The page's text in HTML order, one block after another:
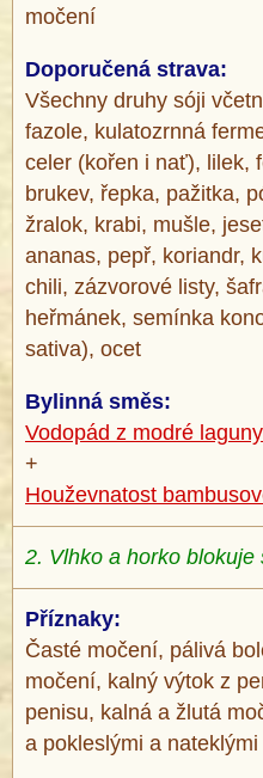
močení
Doporučená strava:
Všechny druhy sóji
fazole, kulatozrnná
celer (kořen i nať), lilek,
brukev, řepka, pažitka,
žralok, krabi, mušle,
ananas, pepř, koriandr,
chili, zázvorové listy,
heřmánek, semínka
sativa), ocet
Bylinná směs:
Vodopád z modré
+
Houževnatost
2. Vlhko a horko
Příznaky:
Časté močení, pálivá
močení, kalný výtok z
penisu, kalná a žlutá
a pokleslými a